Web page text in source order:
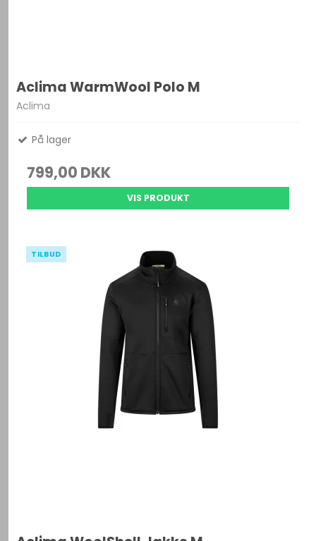
Aclima WarmWool Polo M
Aclima
På lager
799,00 DKK
VIS PRODUKT
TILBUD